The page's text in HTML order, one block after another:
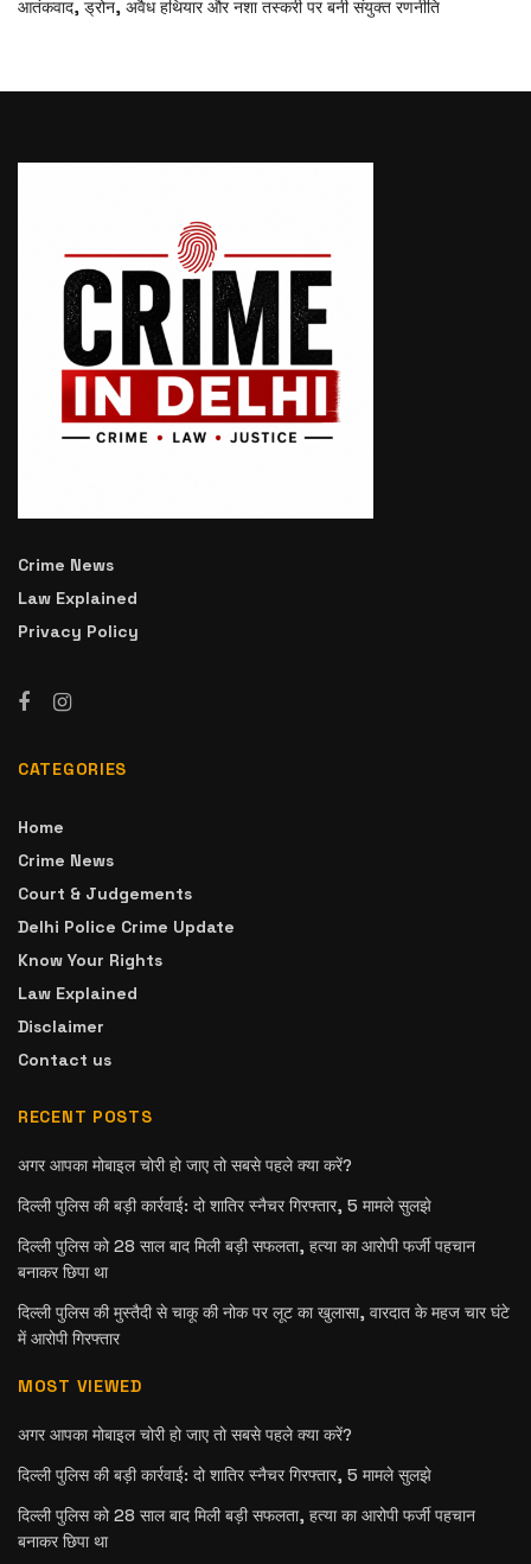
आतंकवाद, ड्रोन, अवैध हथियार और नशा तस्करी पर बनी संयुक्त रणनीति
Crime News
Law Explained
Privacy Policy
CATEGORIES
Home
Crime News
Court & Judgements
Delhi Police Crime Update
Know Your Rights
Law Explained
Disclaimer
Contact us
RECENT POSTS
अगर आपका मोबाइल चोरी हो जाए तो सबसे पहले क्या करें?
दिल्ली पुलिस की बड़ी कार्रवाई: दो शातिर स्नैचर गिरफ्तार, 5 मामले सुलझे
दिल्ली पुलिस को 28 साल बाद मिली बड़ी सफलता, हत्या का आरोपी फर्जी पहचान
बनाकर छिपा था
दिल्ली पुलिस की मुस्तैदी से चाकू की नोक पर लूट का खुलासा, वारदात के महज चार घंटे
में आरोपी गिरफ्तार
MOST VIEWED
अगर आपका मोबाइल चोरी हो जाए तो सबसे पहले क्या करें?
दिल्ली पुलिस की बड़ी कार्रवाई: दो शातिर स्नैचर गिरफ्तार, 5 मामले सुलझे
दिल्ली पुलिस को 28 साल बाद मिली बड़ी सफलता, हत्या का आरोपी फर्जी पहचान
बनाकर छिपा था